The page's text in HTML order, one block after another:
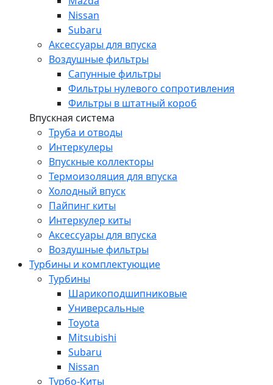
Nissan
Subaru
Аксессуары для впуска
Воздушные фильтры
Сапунные фильтры
Фильтры нулевого сопротивления
Фильтры в штатный короб
Впускная система
Труба и отводы
Интеркулеры
Впускные коллекторы
Термоизоляция для впуска
Холодный впуск
Пайпинг киты
Интеркулер киты
Аксессуары для впуска
Воздушные фильтры
Турбины и комплектующие
Турбины
Шарикоподшипниковые
Универсальные
Toyota
Mitsubishi
Subaru
Nissan
Турбо-Киты